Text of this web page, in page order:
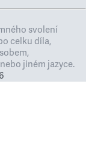
svolení
celku díla,
jiném jazyce.